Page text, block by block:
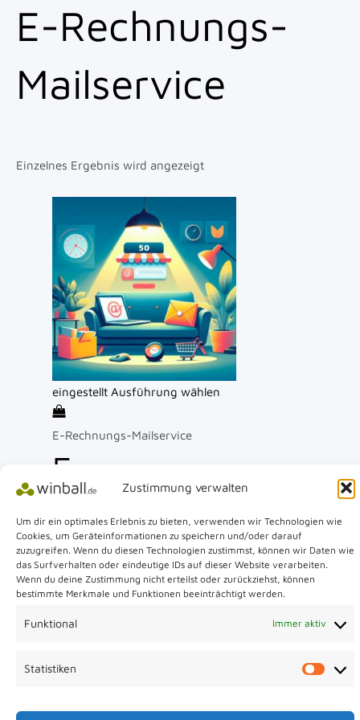
Zustimmung verwalten
Um dir ein optimales Erlebnis zu bieten, verwenden wir Technologien wie
Cookies, um Geräteinformationen zu speichern und/oder darauf
zuzugreifen. Wenn du diesen Technologien zustimmst, können wir Daten wie
das Surfverhalten oder eindeutige IDs auf dieser Website verarbeiten.
Wenn du deine Zustimmung nicht erteilst oder zurückziehst, können
bestimmte Merkmale und Funktionen beeinträchtigt werden.
Funktional Immer aktiv
Statistiken
E-Rechnungs-
Mailservice
Einzelnes Ergebnis wird angezeigt
eingestellt Ausführung wählen
E-Rechnungs-Mailservice
E-
Rechnungs-
Validator E-
Mailservice
50
Bewertet mit